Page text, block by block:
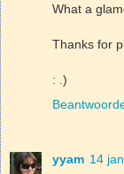
What a
Thanks for
: .)
yyam 14